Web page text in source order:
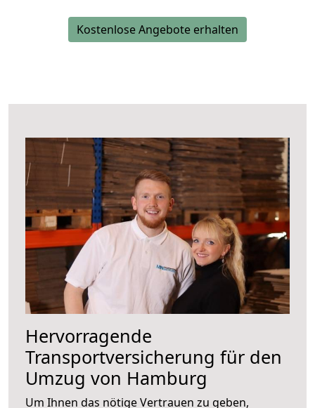
Kostenlose Angebote erhalten
Hervorragende
Transportversicherung für den
Umzug von Hamburg
Um Ihnen das nötige Vertrauen zu geben,